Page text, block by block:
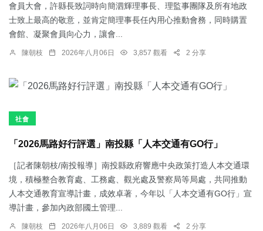
會員大會，許縣長致詞時向簡泗輝理事長、理監事團隊及所有地政
士致上最高的敬意，並肯定簡理事長任內用心推動會務，同時購置
會館、凝聚會員向心力，讓會...
陳朝枝 2026年八月06日 3,857 觀看 2 分享
社會
「2026馬路好行評選」南投縣「人本交通有GO行」
［記者陳朝枝/南投報導］南投縣政府響應中央政策打造人本交通環
境，積極整合教育處、工務處、觀光處及警察局等局處，共同推動
人本交通教育宣導計畫，成效卓著，今年以「人本交通有GO行」宣
導計畫，參加內政部國土管理...
陳朝枝 2026年八月06日 3,889 觀看 2 分享